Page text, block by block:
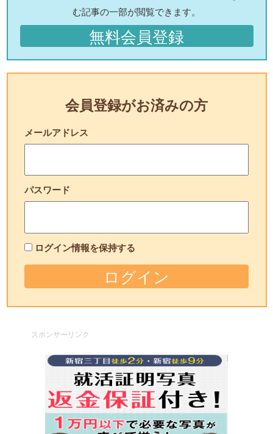
む記事の一部が閲覧できます。
無料会員登録
会員登録がお済みの方
メールアドレス
パスワード
ログイン情報を保持する
スポンサーリンク